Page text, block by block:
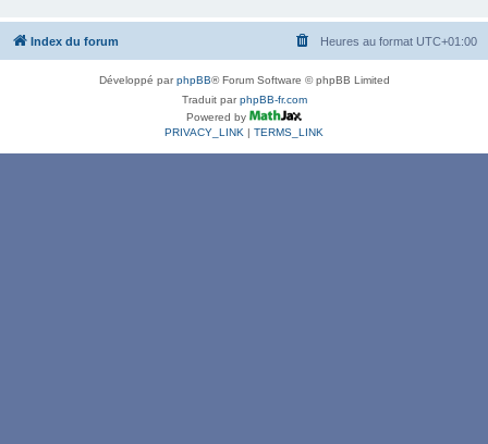
c
Index du forum Heures au format UTC+01:00
Développé parphpBB® Forum Software © phpBB Limited
Traduit parphpBB-fr.com
Powered by
PRIVACY_LINK | TERMS_LINK